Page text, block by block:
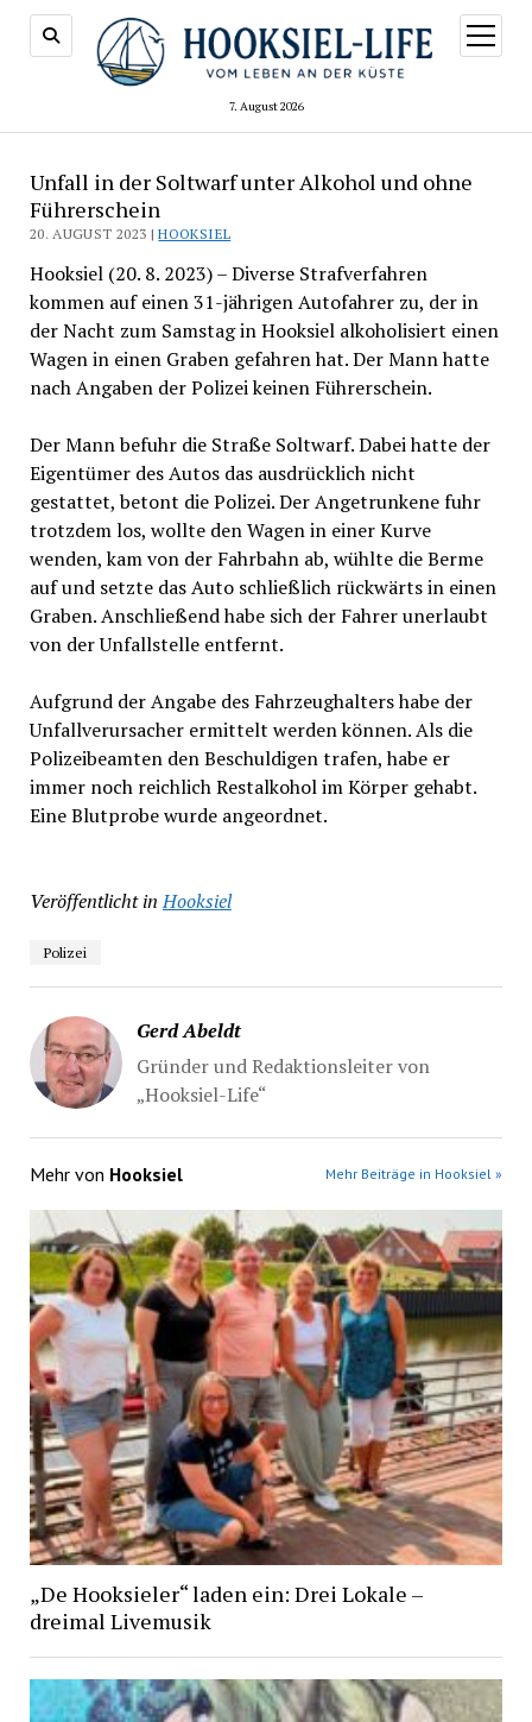
7. August 2026
Menü
öffnen
Unfall in der Soltwarf unter Alkohol und ohne
Führerschein
20. AUGUST 2023 |HOOKSIEL
Hooksiel (20. 8. 2023) – Diverse Strafverfahren
kommen auf einen 31-jährigen Autofahrer zu, der in
der Nacht zum Samstag in Hooksiel alkoholisiert einen
Wagen in einen Graben gefahren hat. Der Mann hatte
nach Angaben der Polizei keinen Führerschein.
Der Mann befuhr die Straße Soltwarf. Dabei hatte der
Eigentümer des Autos das ausdrücklich nicht
gestattet, betont die Polizei. Der Angetrunkene fuhr
trotzdem los, wollte den Wagen in einer Kurve
wenden, kam von der Fahrbahn ab, wühlte die Berme
auf und setzte das Auto schließlich rückwärts in einen
Graben. Anschließend habe sich der Fahrer unerlaubt
von der Unfallstelle entfernt.
Aufgrund der Angabe des Fahrzeughalters habe der
Unfallverursacher ermittelt werden können. Als die
Polizeibeamten den Beschuldigen trafen, habe er
immer noch reichlich Restalkohol im Körper gehabt.
Eine Blutprobe wurde angeordnet.
Veröffentlicht in Hooksiel
Polizei
Gerd Abeldt
Gründer und Redaktionsleiter von
„Hooksiel-Life“
Mehr von Hooksiel Mehr Beiträge in Hooksiel »
„De Hooksieler“ laden ein: Drei Lokale –
dreimal Livemusik